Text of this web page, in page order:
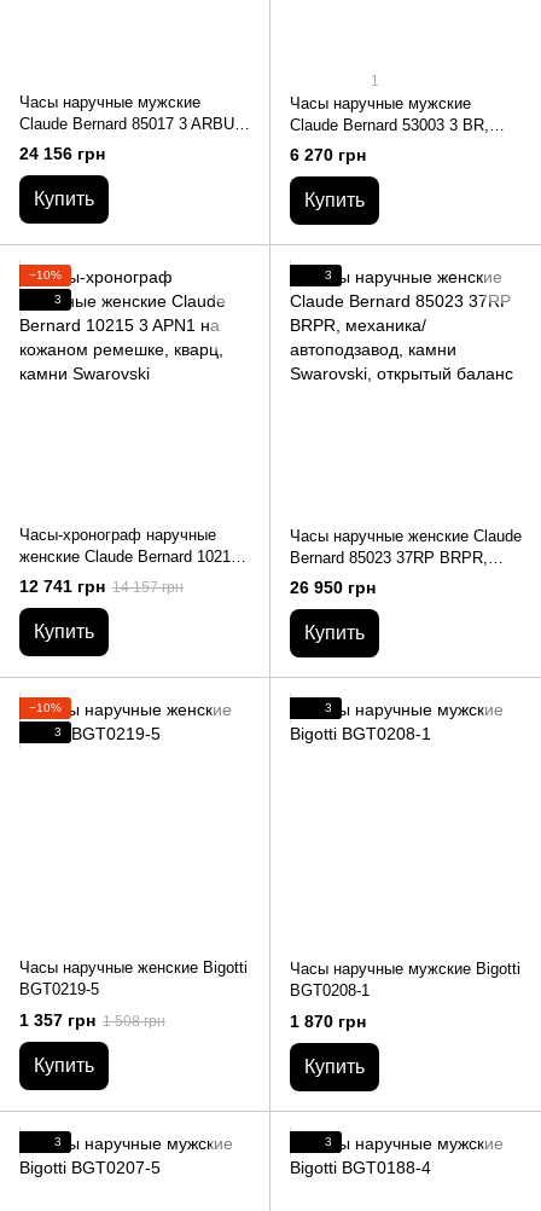
Часы наручные мужские
Claude Bernard 85017 3 ARBUN,
автоматика с открытым
балансом, кожаный ремешок
24 156 грн
Купить
1
Часы наручные мужские
Claude Bernard 53003 3 BR,
кварцевые с датой, кожаный
ремешок
6 270 грн
Купить
−10%
3
Часы-хронограф наручные
женские Claude Bernard 10215
3 APN1 на кожаном ремешке,
кварц, камни Swarovski
12 741 грн 14 157 грн
Купить
3
Часы наручные женские Claude
Bernard 85023 37RP BRPR,
механика/автоподзавод, камни
Swarovski, открытый баланс
26 950 грн
Купить
−10%
3
Часы наручные женские Bigotti
BGT0219-5
1 357 грн 1 508 грн
Купить
3
Часы наручные мужские Bigotti
BGT0208-1
1 870 грн
Купить
3 3